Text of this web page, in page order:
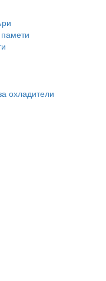
охладители